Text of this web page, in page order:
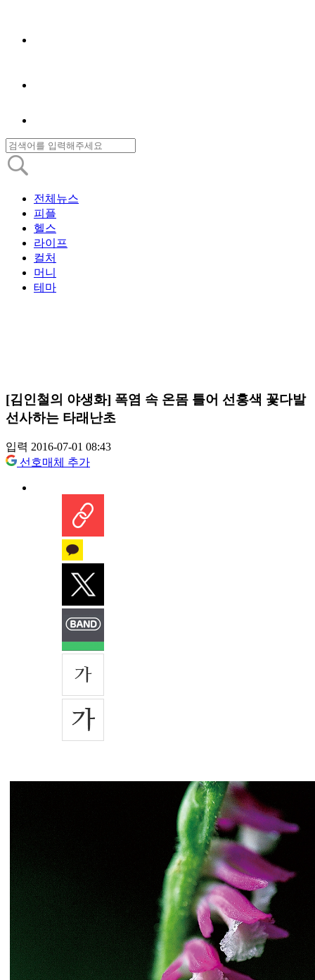
전체뉴스
피플
헬스
라이프
컬처
머니
테마
[김인철의 야생화] 폭염 속 온몸 틀어 선홍색 꽃다발
선사하는 타래난초
입력 2016-07-01 08:43
선호매체 추가